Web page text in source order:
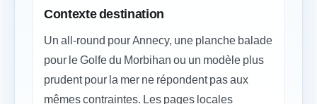
Contexte destination
Un all-round pour Annecy, une planche balade
pour le Golfe du Morbihan ou un modèle plus
prudent pour la mer ne répondent pas aux
mêmes contraintes. Les pages locales